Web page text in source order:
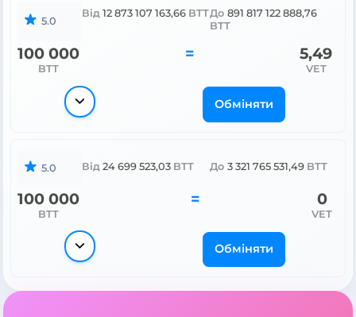
5.0
Від 12 873 107 163,66 BTTДо 891 817 122 888,76
BTT
100 000
BTT
= 5,49
VET
Обміняти
5.0 Від 24 699 523,03 BTT До 3 321 765 531,49 BTT
100 000
BTT
= 0
VET
Обміняти